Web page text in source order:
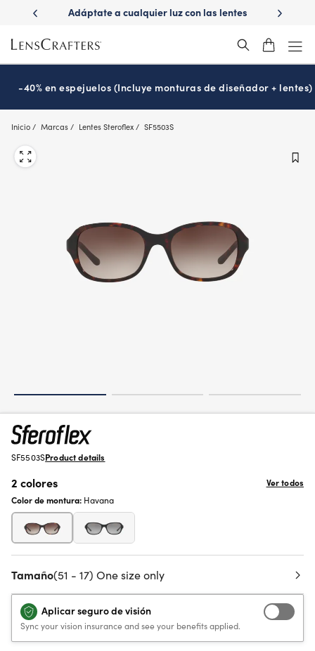
main
content
con
Adáptate a cualquier luz con las lentes
¿Es
-40% en espejuelos (Incluye monturas de diseñador + lentes)
Inicio Marcas Lentes Steroflex SF5503S
SF5503SProduct details
2 colores
Ver todos
Color de montura: Havana
Tamaño(51 - 17) One size only
Aplicar seguro de visión
Sync your vision insurance and see your benefits applied.